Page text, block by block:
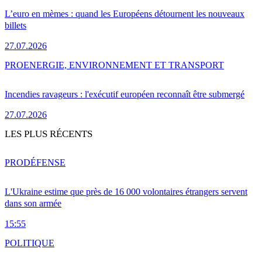
L’euro en mèmes : quand les Européens détournent les nouveaux
billets
27.07.2026
Incendies ravageurs : l'exécutif européen reconnaît être submergé
27.07.2026
PROENERGIE, ENVIRONNEMENT ET TRANSPORT
LES PLUS RÉCENTS
L'Ukraine estime que près de 16 000 volontaires étrangers servent
dans son armée
15:55
PRODÉFENSE
POLITIQUE